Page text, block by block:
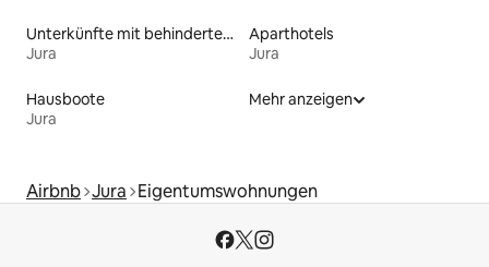
Unterkünfte mit behindertengerechtem Bett
Jura
Aparthotels
Jura
Hausboote
Jura
Mehr anzeigen
Airbnb Jura Eigentumswohnungen